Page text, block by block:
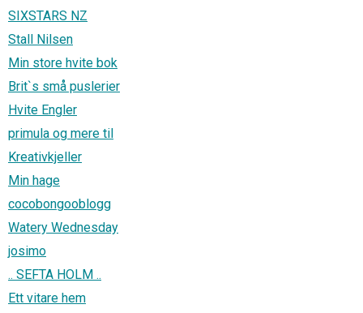
SIXSTARS NZ
Stall Nilsen
Min store hvite bok
Brit`s små puslerier
Hvite Engler
primula og mere til
Kreativkjeller
Min hage
cocobongooblogg
Watery Wednesday
josimo
.. SEFTA HOLM ..
Ett vitare hem